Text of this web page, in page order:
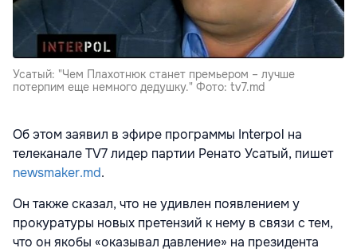
Усатый: "Чем Плахотнюк станет премьером – лучше
потерпим еще немного дедушку." Фото: tv7.md
Об этом заявил в эфире программы Interpol на
телеканале TV7 лидер партии Ренато Усатый, пишет
newsmaker.md.
Он также сказал, что не удивлен появлением у
прокуратуры новых претензий к нему в связи с тем,
что он якобы «оказывал давление» на президента